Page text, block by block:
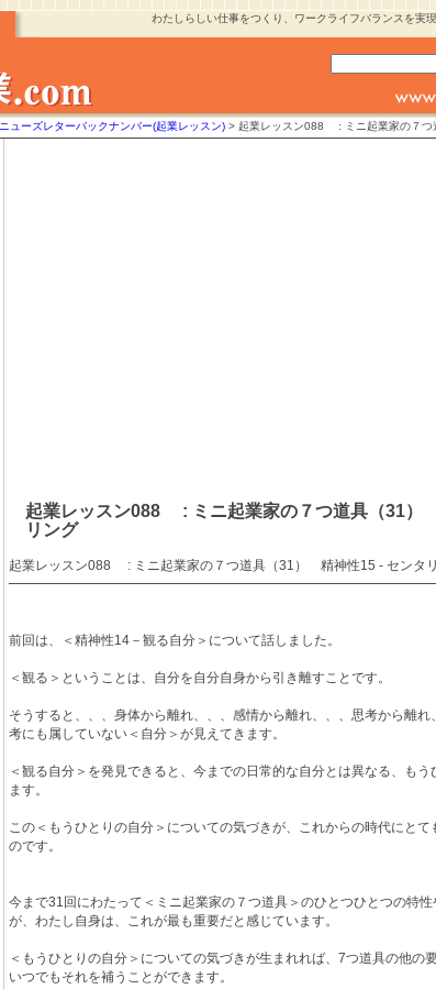
わたしらしい仕事をつくり、ワークライフバランスを実
ニューズレターバックナンバー(起業レッスン) > 起業レッスン088 : ミニ起業家の７
起業レッスン088 : ミニ起業家の７つ道具（31）
リング
起業レッスン088 : ミニ起業家の７つ道具（31） 精神性15 - センタ
前回は、＜精神性14－観る自分＞について話しました。
＜観る＞ということは、自分を自分自身から引き離すことです。
そうすると、、、身体から離れ、、、感情から離れ、、、思考から離
考にも属していない＜自分＞が見えてきます。
＜観る自分＞を発見できると、今までの日常的な自分とは異なる、も
ます。
この＜もうひとりの自分＞についての気づきが、これからの時代にと
のです。
今まで31回にわたって＜ミニ起業家の７つ道具＞のひとつひとつの特
が、わたし自身は、これが最も重要だと感じています。
＜もうひとりの自分＞についての気づきが生まれれば、7つ道具の他の
いつでもそれを補うことができます。